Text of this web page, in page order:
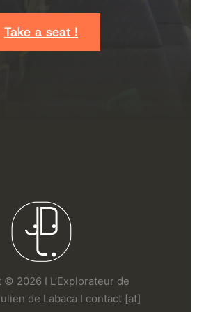
Take a seat !
2026 I L’Explorateur de
de Labaca I contact [at]